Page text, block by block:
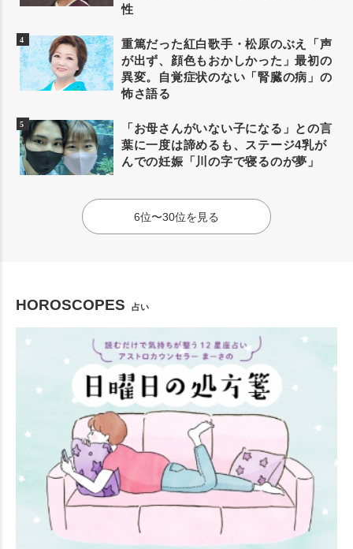
性
重篤だった紅白歌手・松原のぶえ「声
が出ず、顔色もおかしかった」最初の
異変。自覚症状のない「腎臓の病」の
怖さ語る
「お母さんがいない子になる」との言
葉に一度は諦めるも、ステージ4乳が
んでの妊娠「川の字で寝るのが夢」
6位〜30位を見る
HOROSCOPES 占い